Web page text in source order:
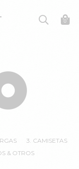
0
3. CAMISETAS
& OTROS